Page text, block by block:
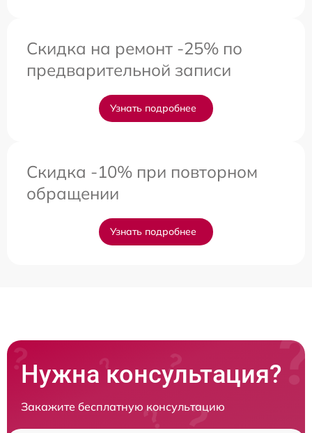
Скидка на ремонт -25% по
предварительной записи
Узнать подробнее
Скидка -10% при повторном
обращении
Узнать подробнее
Нужна консультация?
Закажите бесплатную консультацию